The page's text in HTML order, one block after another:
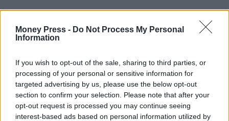
Money Press - Do Not Process My Personal
Information
If you wish to opt-out of the sale, sharing to third parties, or
processing of your personal or sensitive information for
targeted advertising by us, please use the below opt-out
section to confirm your selection. Please note that after your
opt-out request is processed you may continue seeing
interest-based ads based on personal information utilized by